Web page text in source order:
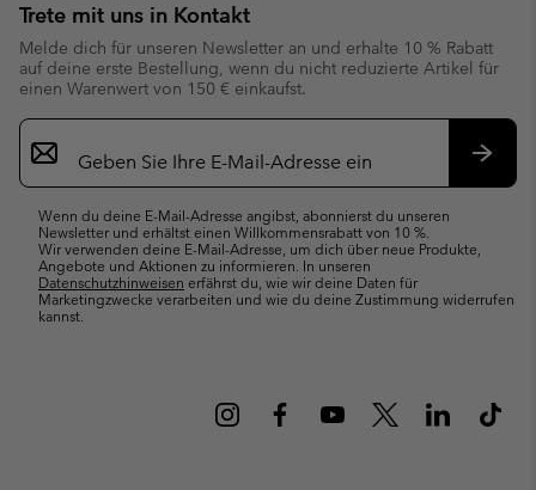
Trete mit uns in Kontakt
Melde dich für unseren Newsletter an und erhalte 10 % Rabatt
auf deine erste Bestellung, wenn du nicht reduzierte Artikel für
einen Warenwert von 150 € einkaufst.
Newsletter-
Anmeldung
Wenn du deine E-Mail-Adresse angibst, abonnierst du unseren
Newsletter und erhältst einen Willkommensrabatt von 10 %.
Wir verwenden deine E-Mail-Adresse, um dich über neue Produkte,
Angebote und Aktionen zu informieren. In unseren
Datenschutzhinweisen erfährst du, wie wir deine Daten für
Marketingzwecke verarbeiten und wie du deine Zustimmung widerrufen
kannst.